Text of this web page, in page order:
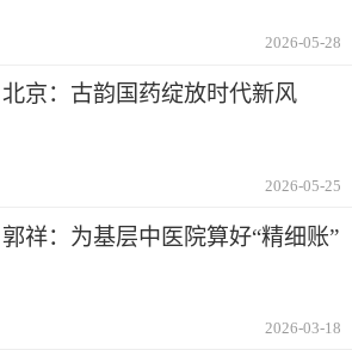
2026-05-28
北京：古韵国药绽放时代新风
2026-05-25
郭祥：为基层中医院算好“精细账”
2026-03-18